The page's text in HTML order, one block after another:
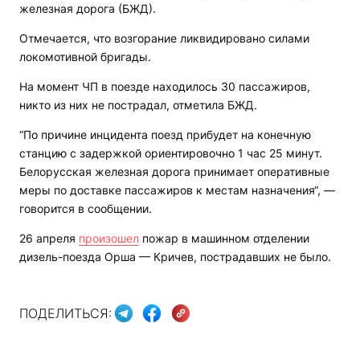
железная дорога (БЖД).
Отмечается, что возгорание ликвидировано силами
локомотивной бригады.
На момент ЧП в поезде находилось 30 пассажиров,
никто из них не пострадал, отметила БЖД.
“По причине инцидента поезд прибудет на конечную
станцию с задержкой ориентировочно 1 час 25 минут.
Белорусская железная дорога принимает оперативные
меры по доставке пассажиров к местам назначения“, —
говорится в сообщении.
26 апреля произошел пожар в машинном отделении
дизель-поезда Орша — Кричев, пострадавших не было.
ПОДЕЛИТЬСЯ: